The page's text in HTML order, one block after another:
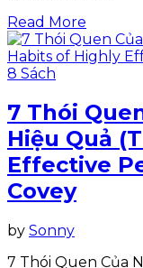
Read More
8 Sách
7 Thói
Hiệu Quả
Effective
Covey
by Sonny
7 Thói Quen Của